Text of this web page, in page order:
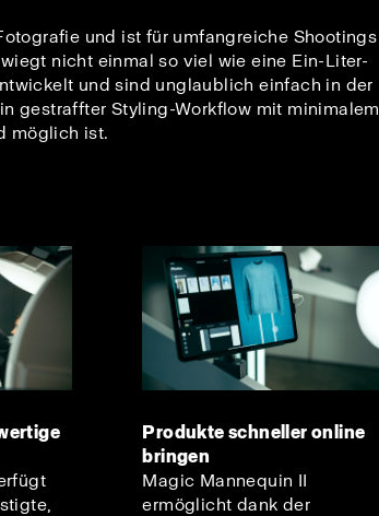
und ist für umfangreiche Shootings
nicht einmal so viel wie eine Ein-Liter-
und sind unglaublich einfach in der
gestraffter Styling-Workflow mit minimalem
möglich ist.
Produkte schneller online
bringen
Magic Mannequin II
ermöglicht dank der